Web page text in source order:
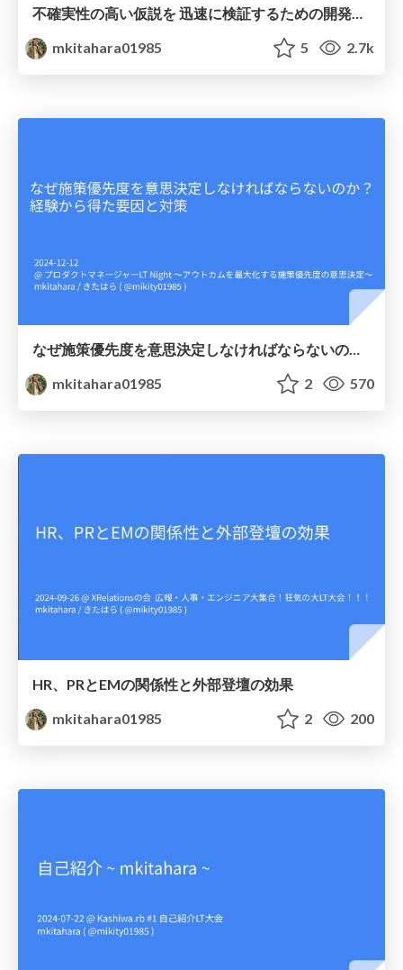
不確実性の高い仮説を 迅速に検証するための開発プロセス
mkitahara01985
5 2.7k
なぜ施策優先度を意思決定しなければならないのか？ 経験から得た要因と対策
mkitahara01985
2 570
HR、PRとEMの関係性と外部登壇の効果
mkitahara01985
2 200